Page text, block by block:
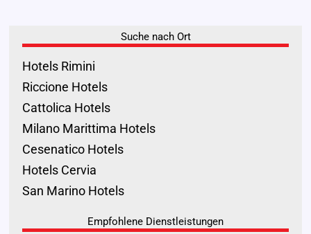
Suche nach Ort
Hotels Rimini
Riccione Hotels
Cattolica Hotels
Milano Marittima Hotels
Cesenatico Hotels
Hotels Cervia
San Marino Hotels
Empfohlene Dienstleistungen